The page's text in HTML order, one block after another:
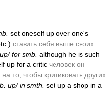
set oneself up over one's
ставить себя выше своих
for smb. although he is such
up for a critic человек он
то, чтобы критиковать других
up/ in smth. set up a shop in a